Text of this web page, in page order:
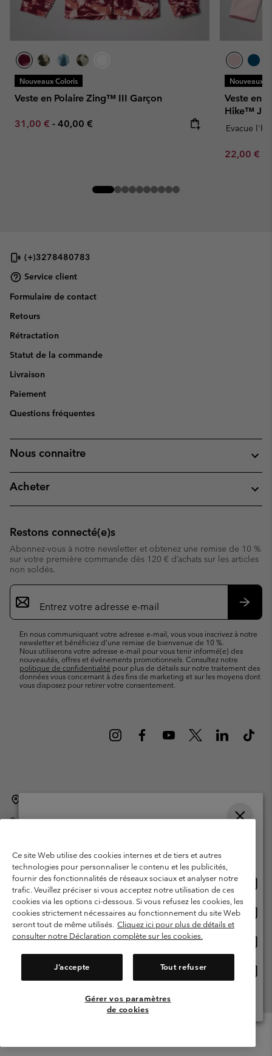
Nouveaux Coloris
Veste en Polaire Zing™ III Garçon
Minimum sale price:
31,00 € - Maximum price:
40,00 €
Nouveaux
Veste en
Hike™
Evacue
Minimum
22,00 €
(+)3278480783
Service client
Formulaire de contact
Retours
Rétractation
Statut de la commande
Livraison
Paiement
Questions fréquentes
Nous connaitre
Acheter
Restons connecté(e)s
Abonnez-vous à notre newsletter et obtenez une remise de 10 %
sur votre première commande dès 120 € d’achats sur les articles
non soldés.
Inscription
par
e-
En nous communiquant votre adresse e-mail, vous vous inscrivez à notre
newsletter et bénéficiez d’une remise de bienvenue de 10 %.
Nous utiliserons votre adresse e-mail pour vous tenir informé(e) des
nouveautés, offres et événements promotionnels. Consultez notre
politique de confidentialité pour plus de détails sur notre traitement des
données vous concernant à des fins de marketing et sur les moyens dont
vous disposez pour retirer votre consentement.
©2026Columbia Sportswear International Sarl. Avenue des Morgines, 12
Garanties Légales
Politique de confidentialité
Conditions d'utilisation - Membres
Conditions D'utilisation - Contenu généré par l'utilisateur
Impressum
Cookies
Ce site Web utilise des cookies internes et de tiers et autres
technologies pour personnaliser le contenu et les publicités,
fournir des fonctionnalités de réseaux sociaux et analyser notre
trafic. Veuillez préciser si vous acceptez notre utilisation de ces
cookies via les options ci-dessous. Si vous refusez les cookies, les
cookies strictement nécessaires au fonctionnement du site Web
seront tout de même utilisés. Cliquez ici pour plus de détails et
consulter notre Déclaration complète sur les cookies.
J’accepte Tout refuser
Gérer vos paramètres
de cookies
Achats en ligne disponibles
United States
ligne
Belgium-English
ligne
Belgium-Français
ligne
Belgium-Dutch
Voir Tous Les Pays